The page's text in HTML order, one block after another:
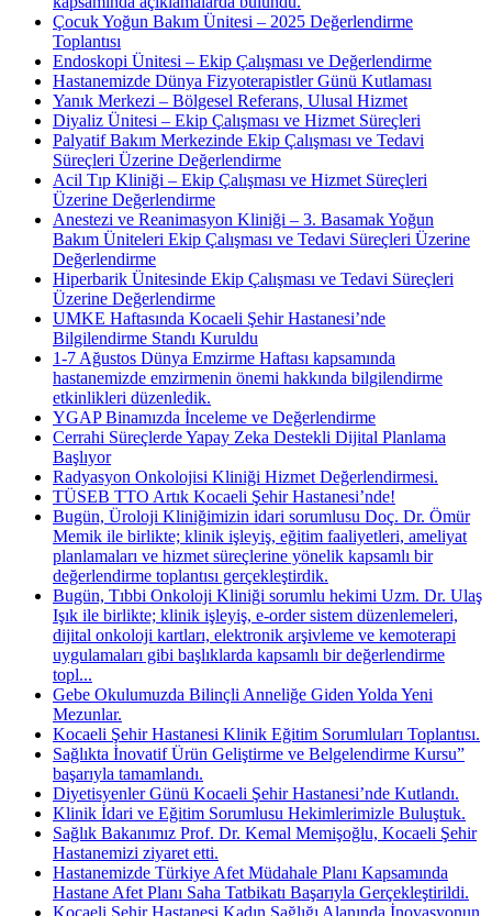
Çocuk Yoğun Bakım Ünitesi – 2025 Değerlendirme
Toplantısı
Endoskopi Ünitesi – Ekip Çalışması ve Değerlendirme
Hastanemizde Dünya Fizyoterapistler Günü Kutlaması
Yanık Merkezi – Bölgesel Referans, Ulusal Hizmet
Diyaliz Ünitesi – Ekip Çalışması ve Hizmet Süreçleri
Palyatif Bakım Merkezinde Ekip Çalışması ve Tedavi
Süreçleri Üzerine Değerlendirme
Acil Tıp Kliniği – Ekip Çalışması ve Hizmet Süreçleri
Üzerine Değerlendirme
Anestezi ve Reanimasyon Kliniği – 3. Basamak Yoğun
Bakım Üniteleri Ekip Çalışması ve Tedavi Süreçleri Üzerine
Değerlendirme
Hiperbarik Ünitesinde Ekip Çalışması ve Tedavi Süreçleri
Üzerine Değerlendirme
UMKE Haftasında Kocaeli Şehir Hastanesi’nde
Bilgilendirme Standı Kuruldu
1-7 Ağustos Dünya Emzirme Haftası kapsamında
hastanemizde emzirmenin önemi hakkında bilgilendirme
etkinlikleri düzenledik.
YGAP Binamızda İnceleme ve Değerlendirme
Cerrahi Süreçlerde Yapay Zeka Destekli Dijital Planlama
Başlıyor
Radyasyon Onkolojisi Kliniği Hizmet Değerlendirmesi.
TÜSEB TTO Artık Kocaeli Şehir Hastanesi’nde!
Bugün, Üroloji Kliniğimizin idari sorumlusu Doç. Dr. Ömür
Memik ile birlikte; klinik işleyiş, eğitim faaliyetleri, ameliyat
planlamaları ve hizmet süreçlerine yönelik kapsamlı bir
değerlendirme toplantısı gerçekleştirdik.
Bugün, Tıbbi Onkoloji Kliniği sorumlu hekimi Uzm. Dr. Ulaş
Işık ile birlikte; klinik işleyiş, e-order sistem düzenlemeleri,
dijital onkoloji kartları, elektronik arşivleme ve kemoterapi
uygulamaları gibi başlıklarda kapsamlı bir değerlendirme
topl...
Gebe Okulumuzda Bilinçli Anneliğe Giden Yolda Yeni
Mezunlar.
Kocaeli Şehir Hastanesi Klinik Eğitim Sorumluları Toplantısı.
Sağlıkta İnovatif Ürün Geliştirme ve Belgelendirme Kursu”
başarıyla tamamlandı.
Diyetisyenler Günü Kocaeli Şehir Hastanesi’nde Kutlandı.
Klinik İdari ve Eğitim Sorumlusu Hekimlerimizle Buluştuk.
Sağlık Bakanımız Prof. Dr. Kemal Memişoğlu, Kocaeli Şehir
Hastanemizi ziyaret etti.
Hastanemizde Türkiye Afet Müdahale Planı Kapsamında
Hastane Afet Planı Saha Tatbikatı Başarıyla Gerçekleştirildi.
Kocaeli Şehir Hastanesi Kadın Sağlığı Alanında İnovasyonun